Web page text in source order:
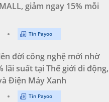
giảm ngay 15% mỗi
Tin Payoo
đời công nghệ mới nhờ
lãi suất tại Thế giới di động,
Điện Máy Xanh
Tin Payoo